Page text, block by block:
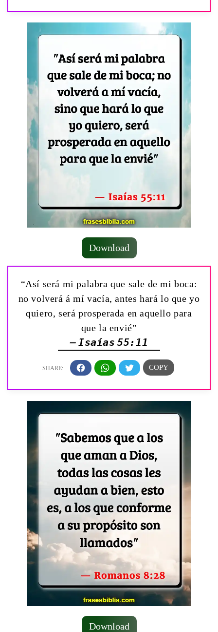
Download
“Así será mi palabra que sale de mi boca:
no volverá á mí vacía, antes hará lo que yo
quiero, será prosperada en aquello para
que la envié”
— Isaías 55:11
Download